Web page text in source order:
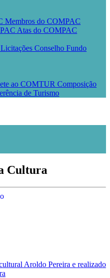
Membros do COMPAC
Atas do COMPAC
Licitações Conselho Fundo
ao COMTUR Composição
de Turismo
Cultura
Aroldo Pereira e realizado